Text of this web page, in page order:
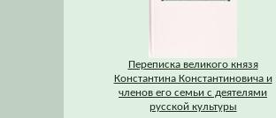
Переписка великого князя
Константина Константиновича и
членов его семьи с деятелями
русской культуры